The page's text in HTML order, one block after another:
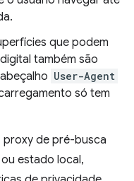
que podem
também são
User-Agent
só tem
proxy de pré-busca
estado local,